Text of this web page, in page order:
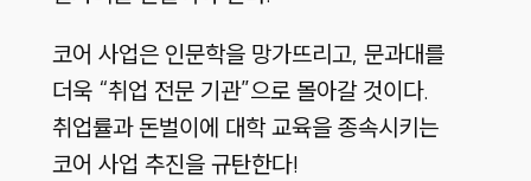
코어 사업은 인문학을 망가뜨리고, 문과대를
더욱 “취업 전문 기관”으로 몰아갈 것이다.
취업률과 돈벌이에 대학 교육을 종속시키는
코어 사업 추진을 규탄한다!